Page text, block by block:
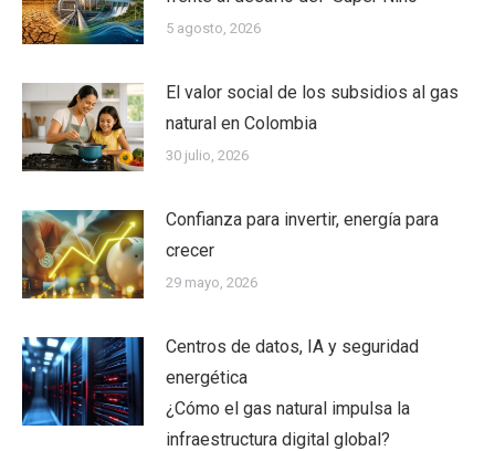
5 agosto, 2026
El valor social de los subsidios al gas
natural en Colombia
30 julio, 2026
Confianza para invertir, energía para
crecer
29 mayo, 2026
Centros de datos, IA y seguridad
energética
¿Cómo el gas natural impulsa la
infraestructura digital global?